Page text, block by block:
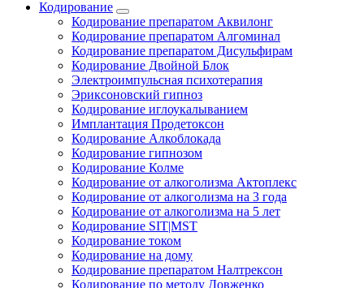
Кодирование
Кодирование препаратом Аквилонг
Кодирование препаратом Алгоминал
Кодирование препаратом Дисульфирам
Кодирование Двойной Блок
Электроимпульсная психотерапия
Эриксоновский гипноз
Кодирование иглоукалыванием
Имплантация Продетоксон
Кодирование Алкоблокада
Кодирование гипнозом
Кодирование Колме
Кодирование от алкоголизма Актоплекс
Кодирование от алкоголизма на 3 года
Кодирование от алкоголизма на 5 лет
Кодирование SIT|MST
Кодирование током
Кодирование на дому
Кодирование препаратом Налтрексон
Кодирование по методу Довженко